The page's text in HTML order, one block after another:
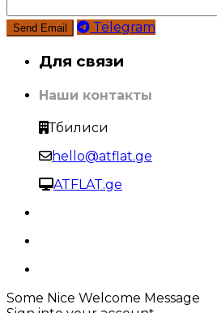
Telegram
Для связи
Наши контакты
Тбилиси
hello@atflat.ge
ATFLAT.ge
Some Nice Welcome Message